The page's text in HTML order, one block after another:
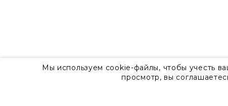
Мы используем cookie-файлы, чтобы учесть
просмотр, вы